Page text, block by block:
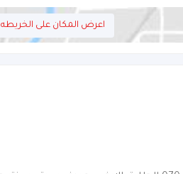
اعرض المكان على الخريطه